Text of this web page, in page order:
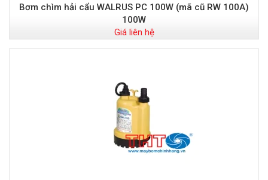
Bơm chìm hải cẩu WALRUS PC 100W (mã cũ RW 100A)
100W
Giá liên hệ